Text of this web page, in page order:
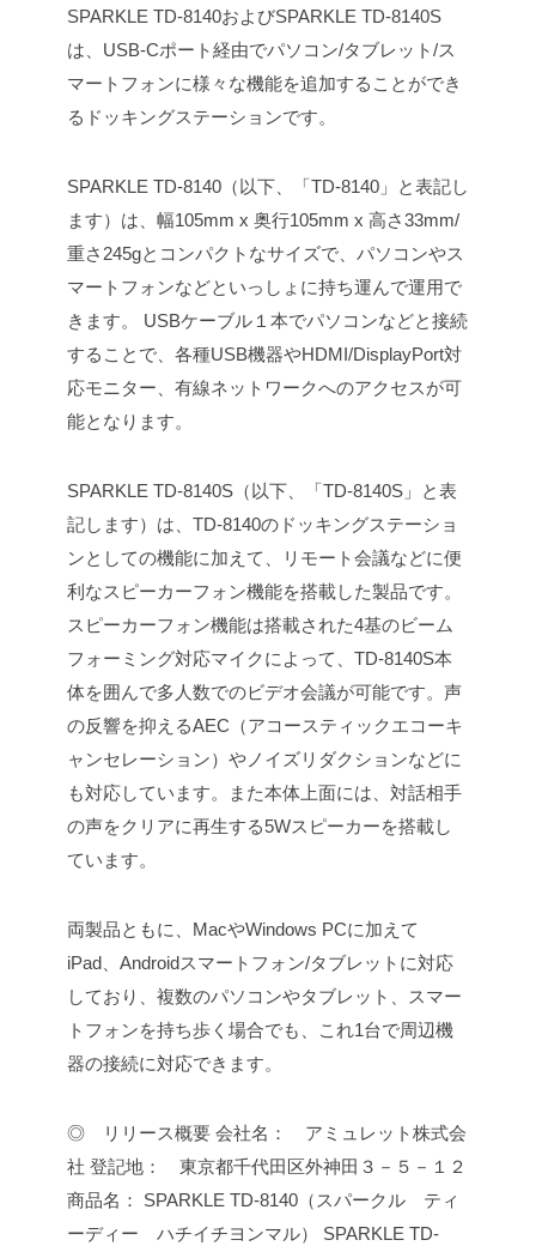
SPARKLE TD-8140およびSPARKLE TD-8140S
は、USB-Cポート経由でパソコン/タブレット/ス
マートフォンに様々な機能を追加することができ
るドッキングステーションです。
SPARKLE TD-8140（以下、「TD-8140」と表記し
ます）は、幅105mm x 奥行105mm x 高さ33mm/
重さ245gとコンパクトなサイズで、パソコンやス
マートフォンなどといっしょに持ち運んで運用で
きます。
USBケーブル１本でパソコンなどと接続
することで、各種USB機器やHDMI/DisplayPort対
応モニター、有線ネットワークへのアクセスが可
能となります。
SPARKLE TD-8140S（以下、「TD-8140S」と表
記します）は、TD-8140のドッキングステーショ
ンとしての機能に加えて、リモート会議などに便
利なスピーカーフォン機能を搭載した製品です。
スピーカーフォン機能は搭載された4基のビーム
フォーミング対応マイクによって、TD-8140S本
体を囲んで多人数でのビデオ会議が可能です。声
の反響を抑えるAEC（アコースティックエコーキ
ャンセレーション）やノイズリダクションなどに
も対応しています。また本体上面には、対話相手
の声をクリアに再生する5Wスピーカーを搭載し
ています。
両製品ともに、MacやWindows PCに加えて
iPad、Androidスマートフォン/タブレットに対応
しており、複数のパソコンやタブレット、スマー
トフォンを持ち歩く場合でも、これ1台で周辺機
器の接続に対応できます。
◎ リリース概要 会社名： アミュレット株式会
社 登記地： 東京都千代田区外神田３－５－１２
商品名：
SPARKLE TD-8140（スパークル ティ
ーディー ハチイチヨンマル）
SPARKLE TD-